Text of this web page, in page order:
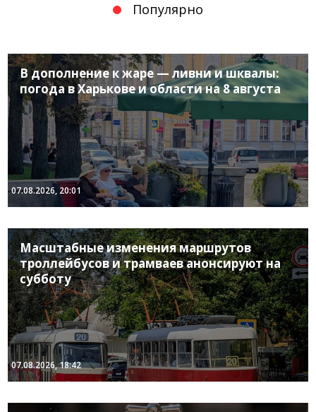
Популярно
В дополнение к жаре — ливни и шквалы:
погода в Харькове и области на 8 августа
07.08.2026, 20:01
Масштабные изменения маршрутов
троллейбусов и трамваев анонсируют на
субботу
07.08.2026, 18:42